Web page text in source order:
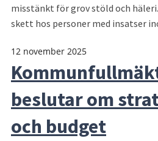
misstänkt för grov stöld och
skett hos personer med insatser
12 november 2025
beslutar om
och budget